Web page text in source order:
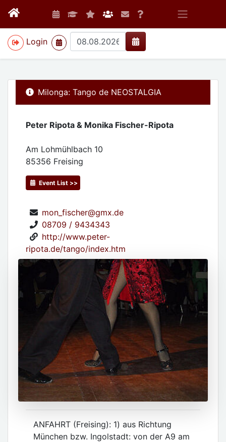
Login
>
Milonga: Tango de NEOSTALGIA
Peter Ripota & Monika Fischer-Ripota
Am Lohmühlbach 10
85356 Freising
Event List >>
mon_fischer@gmx.de
08709 / 9434343
http://www.peter-
ripota.de/tango/index.htm
ANFAHRT (Freising): 1) aus Richtung
München bzw. Ingolstadt: von der A9 am